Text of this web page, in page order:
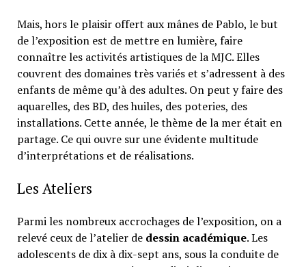
Mais, hors le plaisir offert aux mânes de Pablo, le but
de l’exposition est de mettre en lumière, faire
connaître les activités artistiques de la MJC. Elles
couvrent des domaines très variés et s’adressent à des
enfants de même qu’à des adultes. On peut y faire des
aquarelles, des BD, des huiles, des poteries, des
installations. Cette année, le thème de la mer était en
partage. Ce qui ouvre sur une évidente multitude
d’interprétations et de réalisations.
Les Ateliers
Parmi les nombreux accrochages de l’exposition, on a
relevé ceux de l’atelier de dessin académique. Les
adolescents de dix à dix-sept ans, sous la conduite de